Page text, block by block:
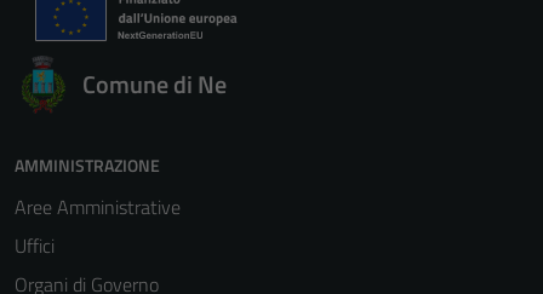
Comune di Ne
AMMINISTRAZIONE
Aree Amministrative
Uffici
Organi di Governo